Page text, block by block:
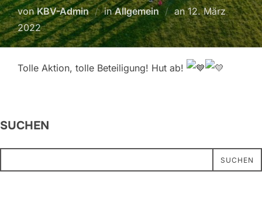
vonKBV-Admin inAllgemein anVeröffentlicht
am
12. März
2022
Tolle Aktion, tolle Beteiligung! Hut ab!
SUCHEN
SUCHEN